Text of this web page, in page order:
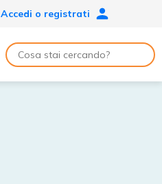
Accedi o registrati